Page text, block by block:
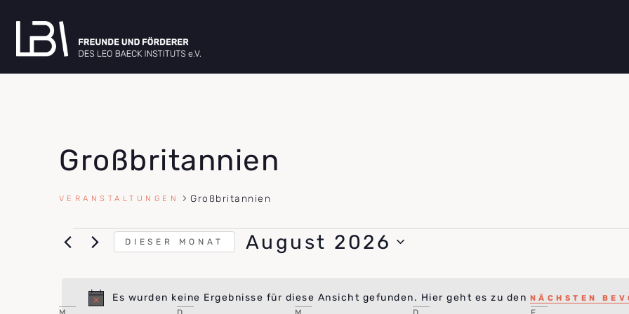
Großbritannien
VERANSTALTUNGEN Großbritannien
Hinweis
Es wurden keine Ergebnisse für diese Ansicht gefunden. Hier geht es zu den NÄCHSTEN
DIESER MONAT August 2026